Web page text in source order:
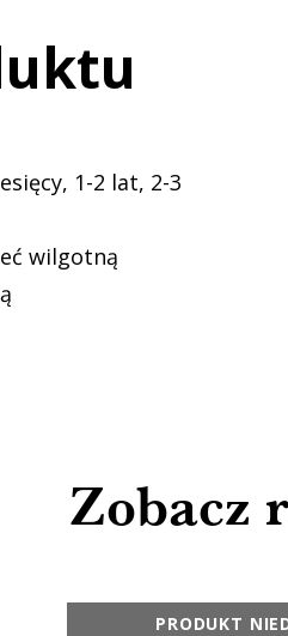
1-2 lat, 2-3
wilgotną
Zobacz
PRODUKT